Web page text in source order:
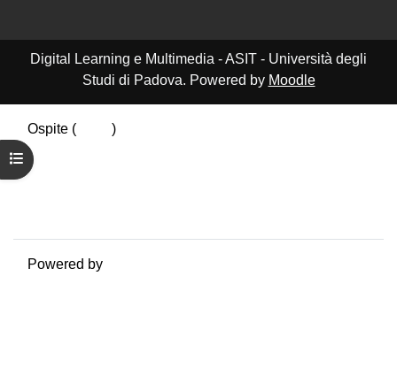
Apri indice del corso
Digital Learning e Multimedia - ASIT - Università degli
Studi di Padova. Powered by Moodle
Ospite (
)
Riepilogo della conservazione dei dati
Politiche
Powered by